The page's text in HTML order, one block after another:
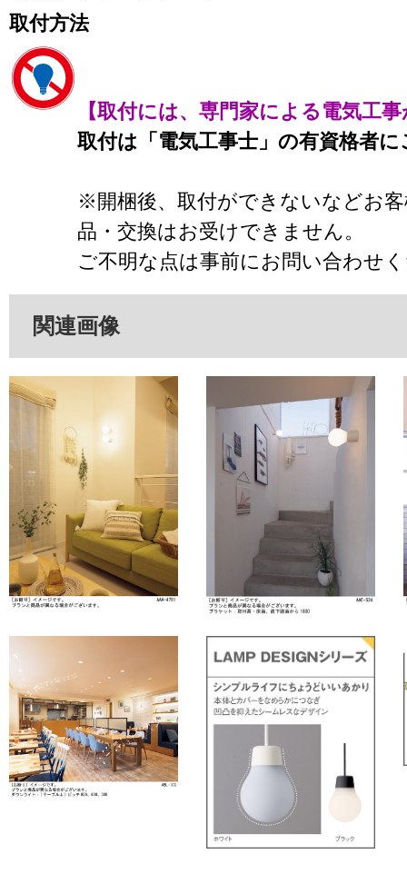
取付方法
【取付には、専門家による電気工
取付は「電気工事士」の有資格者
※開梱後、取付ができないなどお
品・交換はお受けできません。
ご不明な点は事前にお問い合わせ
関連画像